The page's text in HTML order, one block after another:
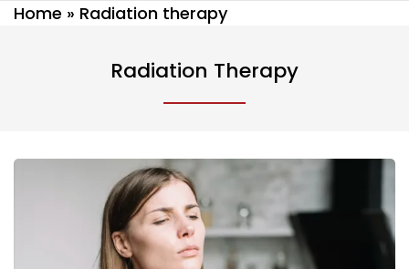
Home » Radiation therapy
Radiation Therapy